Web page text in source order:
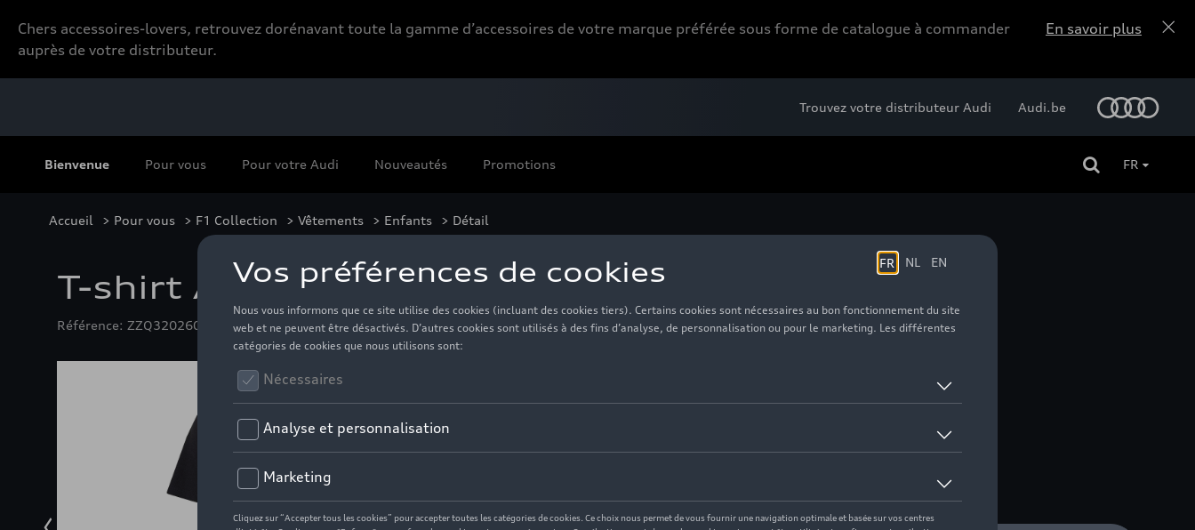
Chers accessoires-lovers, retrouvez dorénavant toute la gamme d’accessoires de votre marque préférée sous forme de catalogue à commander
auprès de votre distributeur.
En savoir plus
Bienvenue Pour vous Pour votre Audi Nouveautés Promotions
Trouvez votre distributeur Audi Audi.be
FR
Accueil > Pour vous > F1 Collection > Vêtements > Enfants > Détail
T-shirt Audi F1 Fan Bortoleto, noir - 152
Référence: ZZQ3202601503
Taille